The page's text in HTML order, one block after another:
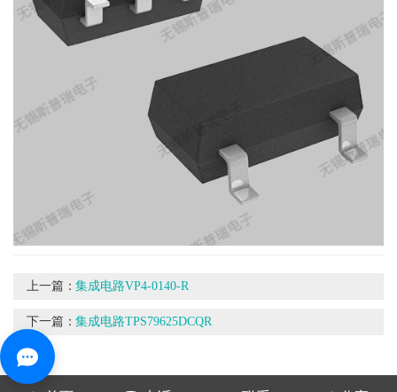
上一篇：集成电路VP4-0140-R
下一篇：集成电路TPS79625DCQR